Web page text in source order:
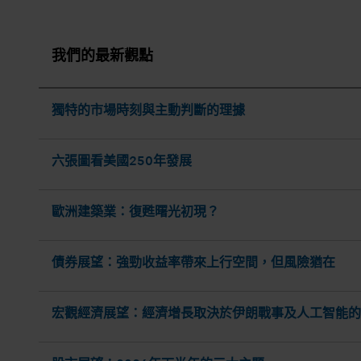
我們的最新觀點
獨特的市場時刻與主動判斷的理據
六張圖看美國250年發展
歐洲建築業：復甦曙光初現？
債券展望：強勁收益率帶來上行空間，但風險猶在
宏觀經濟展望：經濟增長取決於伊朗戰事及人工智能